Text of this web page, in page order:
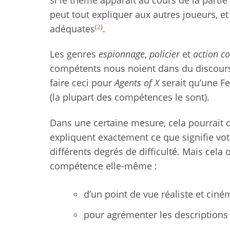
peut tout expliquer aux autres joueurs,
adéquates(2).
Les genres espionnage, policieret action
compétents nous noient dans du
faire ceci pourAgents of Xserait qu’une
(la plupart des compétences le sont).
Dans une certaine mesure, cela
expliquent exactement ce que signifie
différents degrés de difficulté. Mais cela
compétence elle-même :
d’un point de vue réaliste et
pour agrémenter les